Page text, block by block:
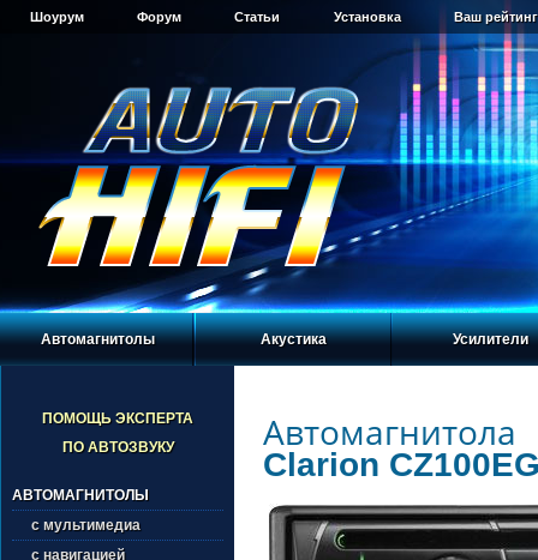
Шоурум Форум Статьи Установка Ваш
Автомагнитолы Акустика Усилители
ПОМОЩЬ ЭКСПЕРТА
ПО АВТОЗВУКУ
АВТОМАГНИТОЛЫ
с мультимедиа
с навигацией
Автомагнитола
Clarion